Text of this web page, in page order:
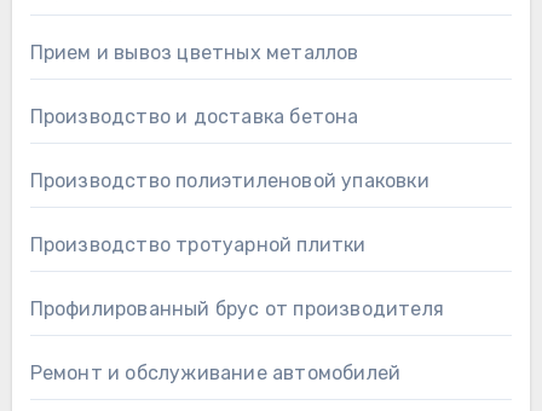
Прием и вывоз цветных металлов
Производство и доставка бетона
Производство полиэтиленовой упаковки
Производство тротуарной плитки
Профилированный брус от производителя
Ремонт и обслуживание автомобилей